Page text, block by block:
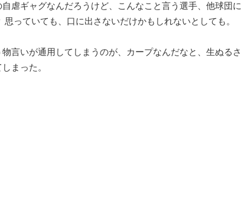
自虐ギャグなんだろうけど、こんなこと言う選手、他球団に
思っていても、口に出さないだけかもしれないとしても。
物言いが通用してしまうのが、カープなんだなと、生ぬるさ
まった。